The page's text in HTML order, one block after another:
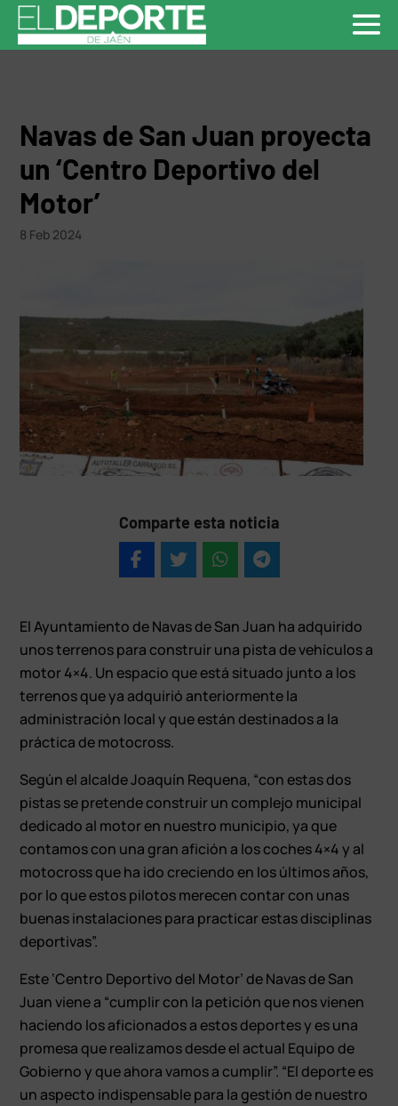
Navas de San Juan proyecta
un ‘Centro Deportivo del
Motor’
8 Feb 2024
Comparte esta noticia
El Ayuntamiento de Navas de San Juan ha adquirido
unos terrenos para construir una pista de vehículos a
motor 4×4. Un espacio que está situado junto a los
terrenos que ya adquirió anteriormente la
administración local y que están destinados a la
práctica de motocross.
Según el alcalde Joaquín Requena, “con estas dos
pistas se pretende construir un complejo municipal
dedicado al motor en nuestro municipio, ya que
contamos con una gran afición a los coches 4×4 y al
motocross que ha ido creciendo en los últimos años,
por lo que estos pilotos merecen contar con unas
buenas instalaciones para practicar estas disciplinas
deportivas”.
Este ‘Centro Deportivo del Motor’ de Navas de San
Juan viene a “cumplir con la petición que nos vienen
haciendo los aficionados a estos deportes y es una
promesa que realizamos desde el actual Equipo de
Gobierno y que ahora vamos a cumplir”. “El deporte es
un aspecto indispensable para la gestión de nuestro